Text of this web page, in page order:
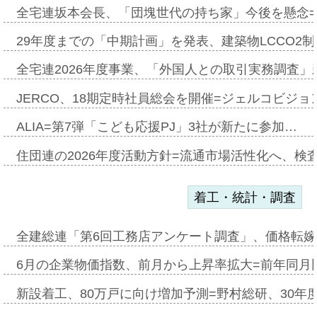
全宅連坂本会長、「団塊世代の持ち家」今後を懸
29年度までの「中期計画」を発表、建築物LCCO2
全宅連2026年度事業、「外国人との取引実務調査
JERCO、18期定時社員総会を開催=ジェルコビジ
ALIA=第7弾「こども応援PJ」3社が新たに参加…
住団連の2026年度活動方針=流通市場活性化へ、検
着工・統計・調査
全建総連「第6回工務店アンケート調査」、価格転
6月の企業物価指数、前月から上昇率拡大=前年同
新設着工、80万戸に向け増加予測=野村総研、30年